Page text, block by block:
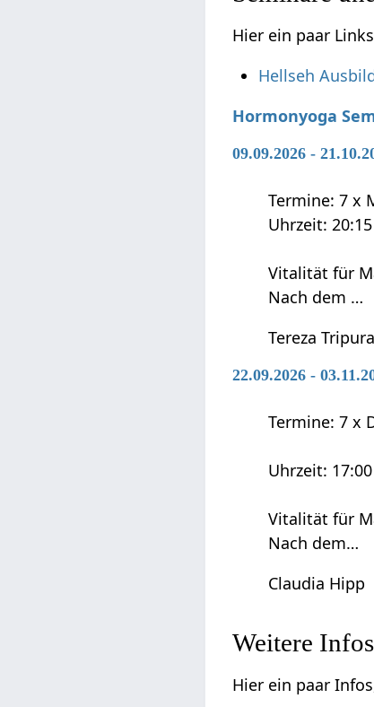
Hier ein paar
Hellseh
Hormonyoga
09.09.2026 -
Termine: 7 x
Uhrzeit:
Vitalität für
Nach dem …
Tereza
22.09.2026 -
Termine: 7 x
Uhrzeit:
Vitalität für
Nach dem…
Claudia Hipp
Weitere Infos
Hier ein paar